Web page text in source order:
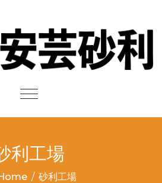
Toggle
利工場
/ 砂利工場